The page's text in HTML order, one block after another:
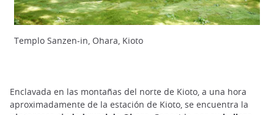
Templo Sanzen-in, Ohara, Kioto
Enclavada en las montañas del norte de Kioto, a una hora
aproximadamente de la estación de Kioto, se encuentra la